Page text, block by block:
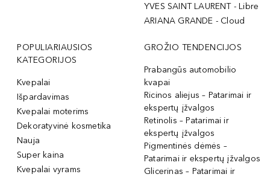
YVES SAINT LAURENT - Libre
ARIANA GRANDE - Cloud
POPULIARIAUSIOS
KATEGORIJOS
Kvepalai
Išpardavimas
Kvepalai moterims
Dekoratyvinė kosmetika
Nauja
Super kaina
Kvepalai vyrams
GROŽIO TENDENCIJOS
Prabangūs automobilio
kvapai
Ricinos aliejus – Patarimai ir
ekspertų įžvalgos
Retinolis – Patarimai ir
ekspertų įžvalgos
Pigmentinės dėmės –
Patarimai ir ekspertų įžvalgos
Glicerinas – Patarimai ir